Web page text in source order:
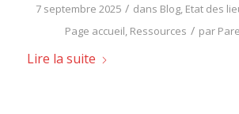
7 septembre 2025 / dans Blog, Etat des
Page accueil, Ressources / par
Lire la suite